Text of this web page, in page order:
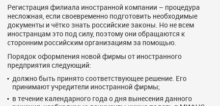
Регистрация филиала иностранной компании – процедура
несложная, если своевременно подготовить необходимые
документы и чётко знать российские законы. Но не всем
иностранцам это под силу, поэтому они обращаются к
сторонним российским организациям за помощью.
Порядок оформления новой фирмы от иностранного
предприятия следующий:
должно быть принято соответствующее решение. Его
принимают учредители иностранной фирмы;
в течение календарного года о дня вынесения данного